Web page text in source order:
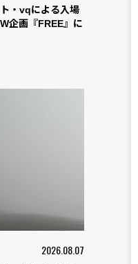
・vqによる入場
企画『FREE』に
2026.08.07